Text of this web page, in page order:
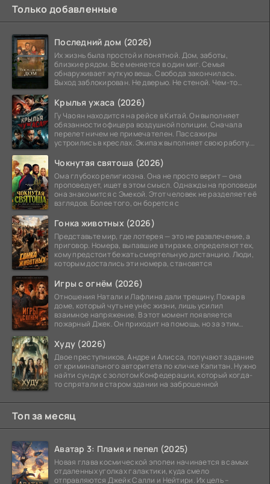
Только добавленные
Последний дом (2026)
Их жизнь была простой и понятной. Дом, заботы,
близкие рядом. Все меняется в один миг. Семья
обнаруживает жуткую вещь. Свобода закончилась.
Выход заблокирован. Не дверью. Не стеной. Чем-то
Крылья ужаса (2026)
Гу Чаоян находится на рейсе в Китай. Он выполняет
обязанности офицера воздушной полиции. Сначала
перелет ничем не примечателен. Пассажиры
устроились в креслах. Экипаж выполняет свою работу.
Чокнутая святоша (2026)
Ома глубоко религиозна. Она не просто верит — она
проповедует, ищет в этом смысл. Однажды на проповеди
она знакомится с Эмекой. Этот человек не разделяет её
взглядов. Более того, он борется с
Гонка животных (2026)
Представьте мир, где лотерея — это не развлечение, а
приговор. Номера, выпавшие в тираже, определяют тех,
кому предстоит бежать смертельную дистанцию. Люди,
которым достались эти номера, становятся
Игры с огнём (2026)
Отношения Натали и Лафлина дали трещину. Пожар в
доме, который чуть не унёс жизни, лишь усилил
взаимное напряжение. В этот момент появляется
пожарный Джек. Он приходит на помощь, но за этим
Худу (2026)
Двое преступников, Андре и Алисса, получают задание
от криминального авторитета по кличке Капитан. Нужно
найти сундук с золотом Конфедерации, который когда-
то спрятали в старом здании на заброшенной
Топ за месяц
Аватар 3: Пламя и пепел (2025)
Новая глава космической эпопеи начинается в самых
отдаленных уголках галактики, куда смело
отправляются Джейк Салли и Нейтири. Их цель –